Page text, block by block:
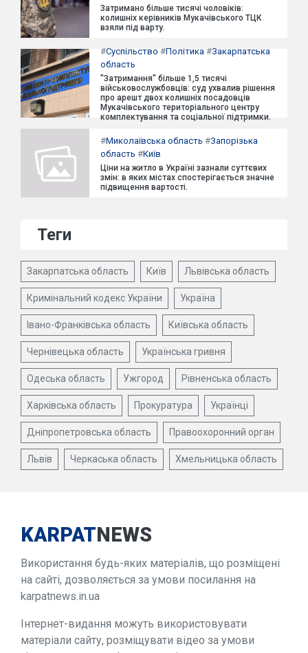
Затримано більше тисячі чоловіків:
колишніх керівників Мукачівського ТЦК
взяли під варту.
#Суспільство #Політика #Закарпатська
область
"Затримання" більше 1,5 тисячі
військовослужбовців: суд ухвалив рішення
про арешт двох колишніх посадовців
Мукачівського територіального центру
комплектування та соціальної підтримки.
#Миколаївська область #Запорізька
область #Київ
Ціни на житло в Україні зазнали суттєвих
змін: в яких містах спостерігається значне
підвищення вартості.
Теги
Закарпатська область Київ Львівська область
Кримінальний кодекс України Україна
Івано-Франківська область Київська область
Чернівецька область Українська гривня
Одеська область Ужгород Рівненська область
Харківська область Прокуратура Українці
Дніпропетровська область Правоохоронний орган
Львів Черкаська область Хмельницька область
KARPATNEWS
Використання будь-яких матеріалів, що розміщені
на сайті, дозволяється за умови посилання на
karpatnews.in.ua
Інтернет-видання можуть використовувати
матеріали сайту, розміщувати відео за умови